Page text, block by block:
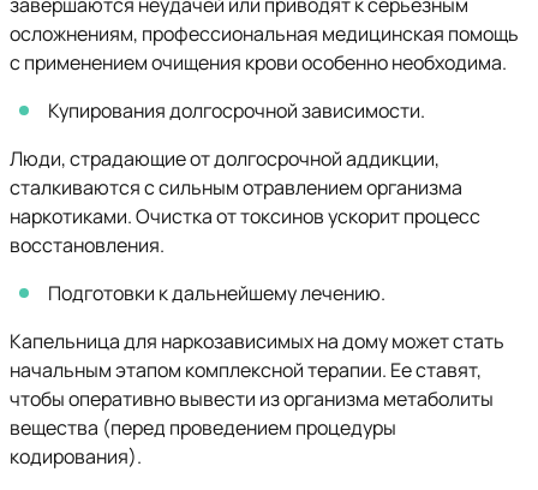
осложнениям, профессиональная медицинская помощь
с применением очищения крови особенно необходима.
Купирования долгосрочной зависимости.
Люди, страдающие от долгосрочной аддикции,
сталкиваются с сильным отравлением организма
наркотиками. Очистка от токсинов ускорит процесс
восстановления.
Подготовки к дальнейшему лечению.
Капельница для наркозависимых на дому может стать
начальным этапом комплексной терапии. Ее ставят,
чтобы оперативно вывести из организма метаболиты
вещества (перед проведением процедуры
кодирования).